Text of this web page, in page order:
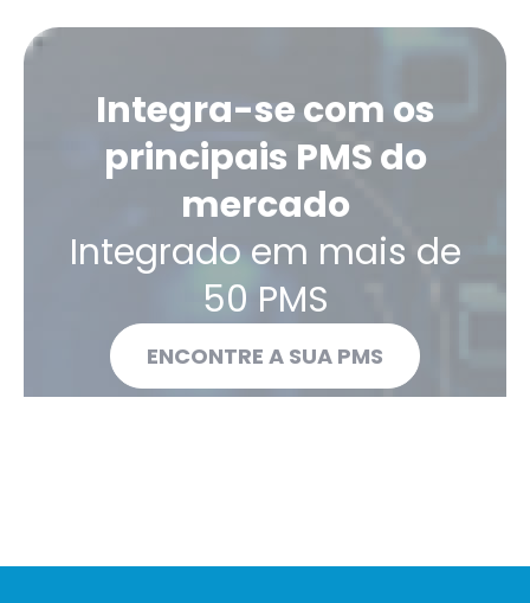
Integra-se com os
principais PMS do
mercado
Integrado em mais de
50 PMS
ENCONTRE A SUA PMS